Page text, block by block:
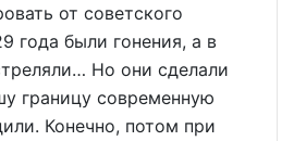
от советского
года были гонения, а в
Но они сделали
границу современную
Конечно, потом при